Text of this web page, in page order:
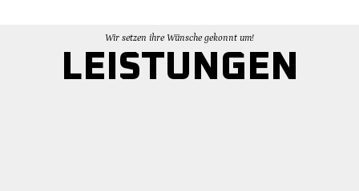
Wir setzen ihre Wünsche gekonnt um!
LEISTUNGEN